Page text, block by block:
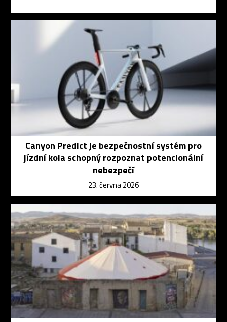
Canyon Predict je bezpečnostní systém pro
jízdní kola schopný rozpoznat potencionální
nebezpečí
23. června 2026